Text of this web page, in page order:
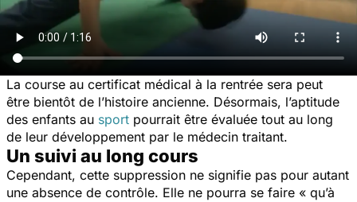
La course au certificat médical à la rentrée sera peut
être bientôt de l’histoire ancienne. Désormais, l’aptitude
des enfants au sport pourrait être évaluée tout au long
de leur développement par le médecin traitant.
Un suivi au long cours
Cependant, cette suppression ne signifie pas pour autant
une absence de contrôle. Elle ne pourra se faire « qu’à